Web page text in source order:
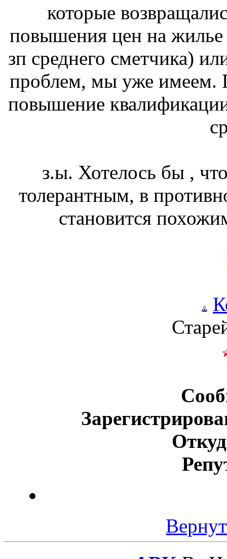
которые
повышения цен на жилье
зп среднего сметчика)
проблем, мы уже имеем.
повышение
з.ы. Хотелось бы ,
толерантным, в
становится